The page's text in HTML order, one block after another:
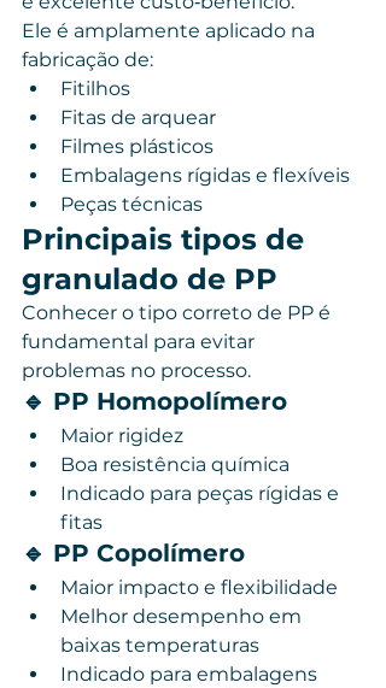
Ele é amplamente aplicado na
fabricação de:
Fitilhos
Fitas de arquear
Filmes plásticos
Embalagens rígidas e flexíveis
Peças técnicas
Principais tipos de
granulado de PP
Conhecer o tipo correto de PP é
fundamental para evitar
problemas no processo.
🔹 PP Homopolímero
Maior rigidez
Boa resistência química
Indicado para peças rígidas e
fitas
🔹 PP Copolímero
Maior impacto e flexibilidade
Melhor desempenho em
baixas temperaturas
Indicado para embalagens